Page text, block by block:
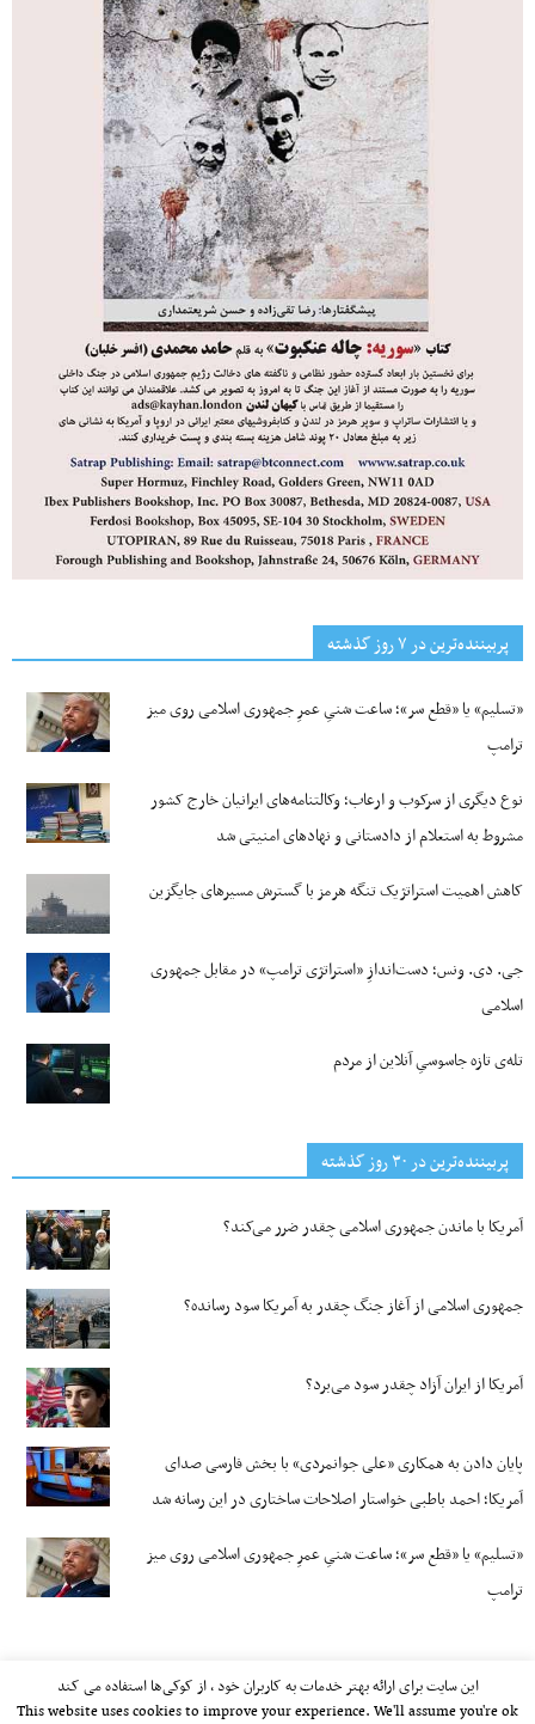
پربیننده‌ترین‌ در ۷ روز گذشته
«تسلیم» یا «قطع سر»؛ ساعت شنیِ عمرِ جمهوری اسلامی روی میز
ترامپ
نوع دیگری از سرکوب و ارعاب؛ وکالتنامه‌های ایرانیان خارج کشور
مشروط به استعلام از دادستانی و نهادهای امنیتی شد
کاهش اهمیت استراتژیک تنگه‌ هرمز با گسترش مسیرهای جایگزین
جی‌. دی. ونس؛ دست‌اندازِ «استراتژی ترامپ» در مقابل جمهوری
اسلامی
تله‌ی تازه جاسوسیِ آنلاین از مردم
پربیننده‌ترین‌ در ۳۰ روز گذشته
آمریکا با ماندن جمهوری اسلامی چقدر ضرر می‌کند؟
جمهوری اسلامی از آغاز جنگ چقدر به آمریکا سود رسانده؟
آمریکا از ایران آزاد چقدر سود می‌برد؟
پایان دادن به همکاری «علی جوانمردی» با بخش فارسی صدای
آمریکا؛ احمد باطبی خواستار اصلاحات ساختاری در این رسانه شد
«تسلیم» یا «قطع سر»؛ ساعت شنیِ عمرِ جمهوری اسلامی روی میز
ترامپ
این سایت برای ارائه بهتر خدمات به کاربران خود ، از کوکی‌ها استفاده می کند
This website uses cookies to improve your experience. We'll assume you're ok